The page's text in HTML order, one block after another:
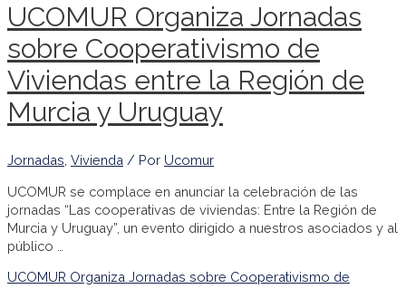
UCOMUR Organiza Jornadas
sobre Cooperativismo de
Viviendas entre la Región de
Murcia y Uruguay
Jornadas Vivienda / Por Ucomur
UCOMUR se complace en anunciar la celebración de las
jornadas “Las cooperativas de viviendas: Entre la Región de
Murcia y Uruguay”, un evento dirigido a nuestros asociados y al
público …
UCOMUR Organiza Jornadas sobre Cooperativismo de